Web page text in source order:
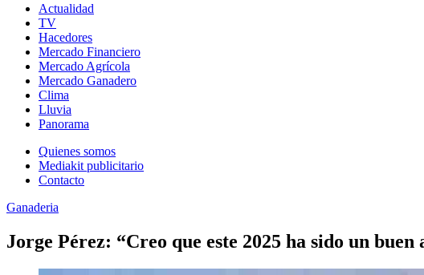
Actualidad
TV
Hacedores
Mercado Financiero
Mercado Agrícola
Mercado Ganadero
Clima
Lluvia
Panorama
Quienes somos
Mediakit publicitario
Contacto
Ganaderia
Jorge Pérez: “Creo que este 2025 ha sido un